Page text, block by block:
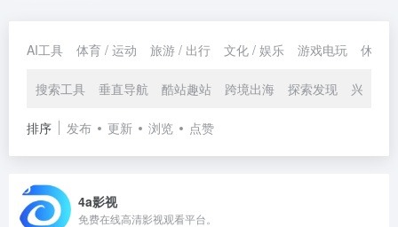
AI工具 体育 / 运动 旅游 / 出行 文化 / 娱乐 游戏电玩 休闲 /
搜索工具 垂直导航 酷站趣站 跨境出海 探索发现 兴趣爱
排序 发布 更新 浏览 点赞
4a影视
免费在线高清影视观看平台。